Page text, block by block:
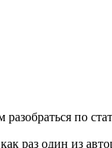
по
раз один из